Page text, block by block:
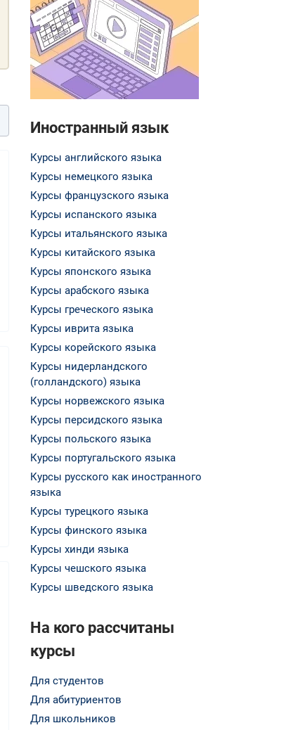
Иностранный язык
Курсы английского языка
Курсы немецкого языка
Курсы французского языка
Курсы испанского языка
Курсы итальянского языка
Курсы китайского языка
Курсы японского языка
Курсы арабского языка
Курсы греческого языка
Курсы иврита языка
Курсы корейского языка
Курсы нидерландского
(голландского) языка
Курсы норвежского языка
Курсы персидского языка
Курсы польского языка
Курсы португальского языка
Курсы русского как иностранного
языка
Курсы турецкого языка
Курсы финского языка
Курсы хинди языка
Курсы чешского языка
Курсы шведского языка
На кого рассчитаны
курсы
Для студентов
Для абитуриентов
Для школьников